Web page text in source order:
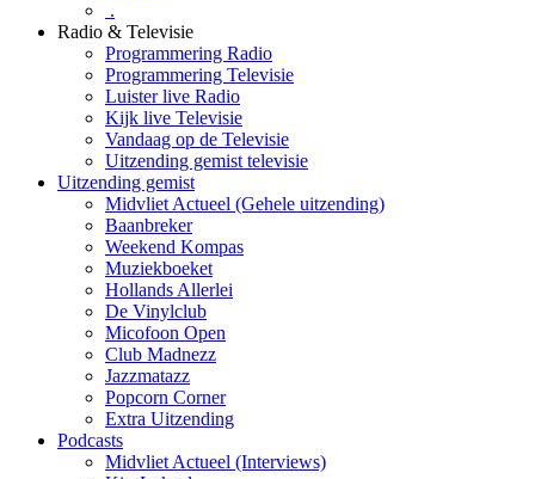
.
Radio & Televisie
Programmering Radio
Programmering Televisie
Luister live Radio
Kijk live Televisie
Vandaag op de Televisie
Uitzending gemist televisie
Uitzending gemist
Midvliet Actueel (Gehele uitzending)
Baanbreker
Weekend Kompas
Muziekboeket
Hollands Allerlei
De Vinylclub
Micofoon Open
Club Madnezz
Jazzmatazz
Popcorn Corner
Extra Uitzending
Podcasts
Midvliet Actueel (Interviews)